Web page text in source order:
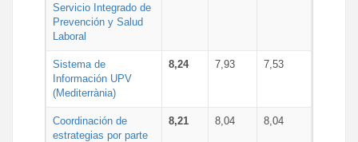
Servicio Integrado de
Prevención y Salud
Laboral
Sistema de
Información UPV
(Mediterrània)
8,24 7,93 7,53
Coordinación de
estrategias por parte
8,21 8,04 8,04